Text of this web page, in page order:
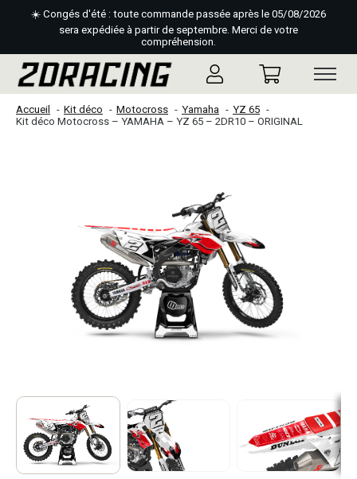
☀️ Congés d'été : toute commande passée après le 05/08/2026
sera expédiée à partir de septembre. Merci de votre
compréhension.
Accueil Kit déco Motocross Yamaha
YZ 65
Kit déco Motocross – YAMAHA – YZ 65 – 2DR10 – ORIGINAL